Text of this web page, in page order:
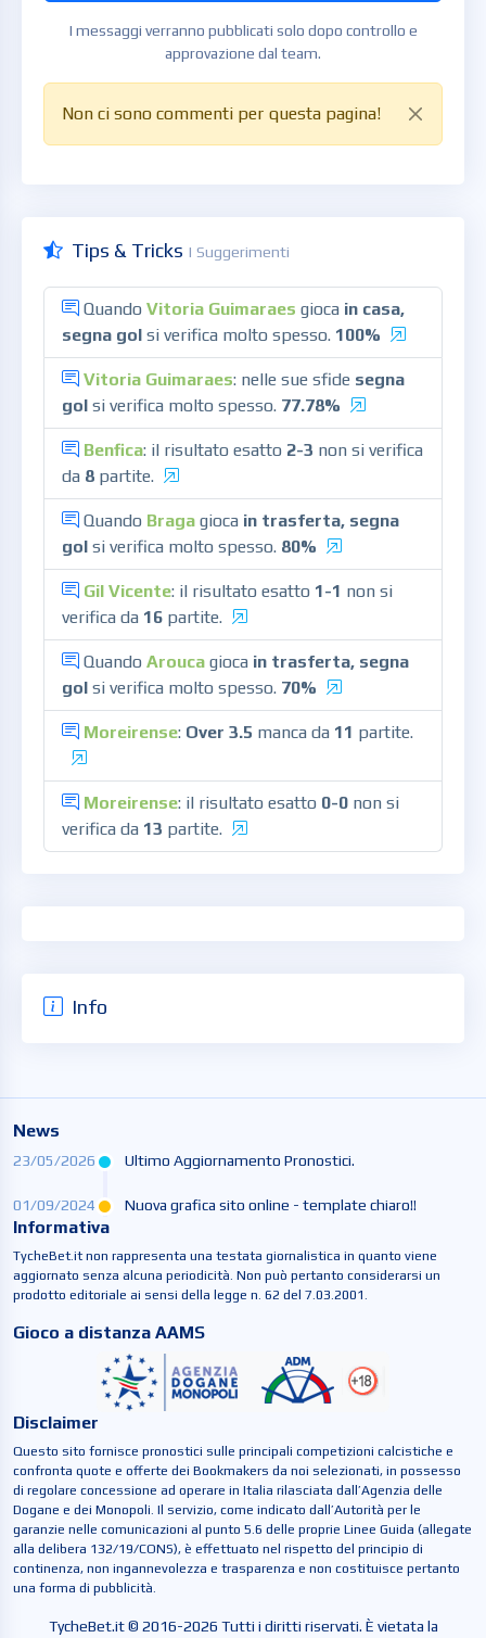
I messaggi verranno pubblicati solo dopo controllo e
approvazione dal team.
Non ci sono commenti per questa pagina!
Tips & Tricks | Suggerimenti
Quando Vitoria Guimaraes gioca in casa,
segna gol si verifica molto spesso. 100%
Vitoria Guimaraes: nelle sue sfide segna
gol si verifica molto spesso. 77.78%
Benfica: il risultato esatto 2-3 non si verifica
da 8 partite.
Quando Braga gioca in trasferta, segna
gol si verifica molto spesso. 80%
Gil Vicente: il risultato esatto 1-1 non si
verifica da 16 partite.
Quando Arouca gioca in trasferta, segna
gol si verifica molto spesso. 70%
Moreirense: Over 3.5 manca da 11 partite.
Moreirense: il risultato esatto 0-0 non si
verifica da 13 partite.
Info
News
23/05/2026 Ultimo Aggiornamento Pronostici.
01/09/2024 Nuova grafica sito online - template chiaro!!
Informativa
TycheBet.it non rappresenta una testata giornalistica in quanto viene
aggiornato senza alcuna periodicità. Non può pertanto considerarsi un
prodotto editoriale ai sensi della legge n. 62 del 7.03.2001.
Gioco a distanza AAMS
Disclaimer
Questo sito fornisce pronostici sulle principali competizioni calcistiche e
confronta quote e offerte dei Bookmakers da noi selezionati, in possesso
di regolare concessione ad operare in Italia rilasciata dall’Agenzia delle
Dogane e dei Monopoli. Il servizio, come indicato dall’Autorità per le
garanzie nelle comunicazioni al punto 5.6 delle proprie Linee Guida (allegate
alla delibera 132/19/CONS), è effettuato nel rispetto del principio di
continenza, non ingannevolezza e trasparenza e non costituisce pertanto
una forma di pubblicità.
TycheBet.it © 2016-2026 Tutti i diritti riservati. È vietata la